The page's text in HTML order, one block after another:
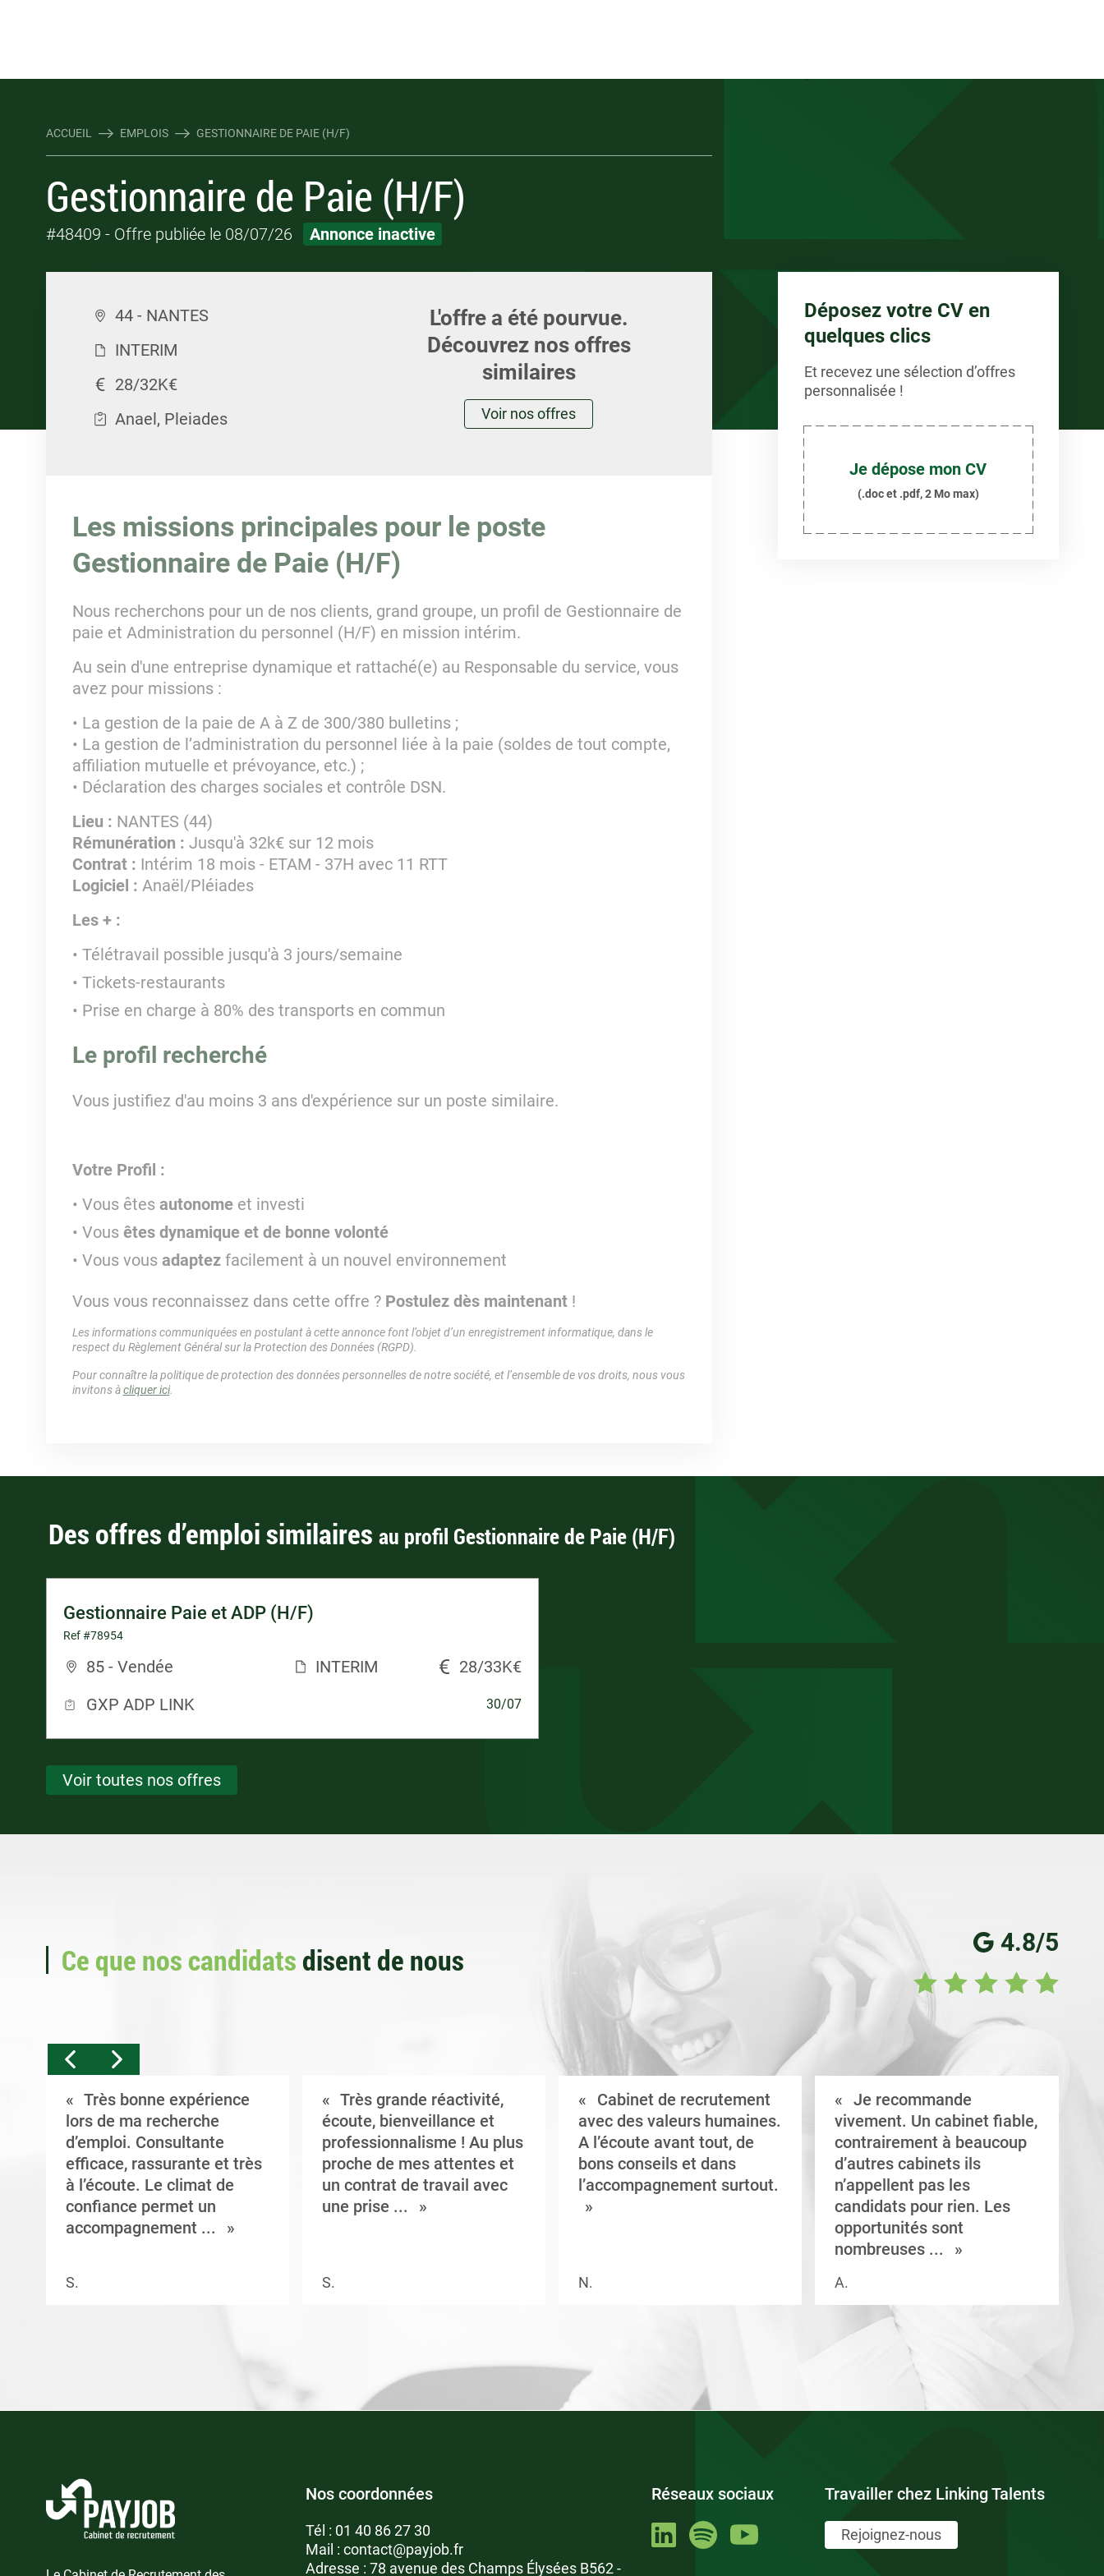
ACCUEIL EMPLOIS GESTIONNAIRE DE PAIE (H/F)
Gestionnaire de Paie (H/F)
#48409 - Offre publiée le 08/07/26 Annonce inactive
44 - NANTES
INTERIM
28/32K€
Anael, Pleiades
L'offre a été pourvue.
Découvrez nos offres
similaires
Voir nos offres
Les missions principales pour le poste
Gestionnaire de Paie (H/F)
Nous recherchons pour un de nos clients, grand groupe, un profil de Gestionnaire de
paie et Administration du personnel (H/F) en mission intérim.
Au sein d'une entreprise dynamique et rattaché(e) au Responsable du service, vous
avez pour missions :
• La gestion de la paie de A à Z de 300/380 bulletins ;
• La gestion de l’administration du personnel liée à la paie (soldes de tout compte,
affiliation mutuelle et prévoyance, etc.) ;
• Déclaration des charges sociales et contrôle DSN.
Lieu : NANTES (44)
Rémunération : Jusqu'à 32k€ sur 12 mois
Contrat : Intérim 18 mois - ETAM - 37H avec 11 RTT
Logiciel : Anaël/Pléiades
Les + :
Télétravail possible jusqu'à 3 jours/semaine
Tickets-restaurants
Prise en charge à 80% des transports en commun
Le profil recherché
Vous justifiez d'au moins 3 ans d'expérience sur un poste similaire.
Votre Profil :
Vous êtes autonomeet investi
Vous êtes dynamique et de bonne volonté
Vous vous adaptezfacilement à un nouvel environnement
Vous vous reconnaissez dans cette offre ? Postulez dès maintenant !
Les informations communiquées en postulant à cette annonce font l’objet d’un enregistrement informatique, dans le
respect du Règlement Général sur la Protection des Données (RGPD).
Pour connaître la politique de protection des données personnelles de notre société, et l’ensemble de vos droits, nous vous
invitons àcliquer ici.
Déposez votre CV en
quelques clics
Et recevez une sélection d’offres
personnalisée !
Je dépose mon CV
(.doc et .pdf, 2 Mo max)
Des offres d’emploi similaires au profil Gestionnaire de Paie (H/F)
Gestionnaire Paie et ADP (H/F)
Ref #78954
85 - Vendée INTERIM
28/33K€
GXP ADP LINK
30/07
Voir toutes nos offres
4.8/5
Ce que nos candidats disent de nous
Très bonne expérience
lors de ma recherche
d’emploi. Consultante
efficace, rassurante et très
à l’écoute. Le climat de
confiance permet un
accompagnement ...
S.
Très grande réactivité,
écoute, bienveillance et
professionnalisme ! Au plus
proche de mes attentes et
un contrat de travail avec
une prise ...
S.
Cabinet de recrutement
avec des valeurs humaines.
A l’écoute avant tout, de
bons conseils et dans
l’accompagnement surtout.
N.
Je recommande
vivement. Un cabinet fiable,
contrairement à beaucoup
d’autres cabinets ils
n’appellent pas les
candidats pour rien. Les
opportunités sont
nombreuses ...
A.
Nos coordonnées
Tél : 01 40 86 27 30
Mail : contact@payjob.fr
Adresse : 78 avenue des Champs Élysées B562 -
Réseaux sociaux Travailler chez Linking Talents
Rejoignez-nous